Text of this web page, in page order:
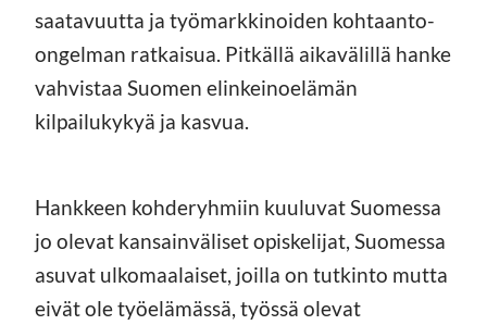
saatavuutta ja työmarkkinoiden kohtaanto-
ongelman ratkaisua. Pitkällä aikavälillä hanke
vahvistaa Suomen elinkeinoelämän
kilpailukykyä ja kasvua.
Hankkeen kohderyhmiin kuuluvat Suomessa
jo olevat kansainväliset opiskelijat, Suomessa
asuvat ulkomaalaiset, joilla on tutkinto mutta
eivät ole työelämässä, työssä olevat